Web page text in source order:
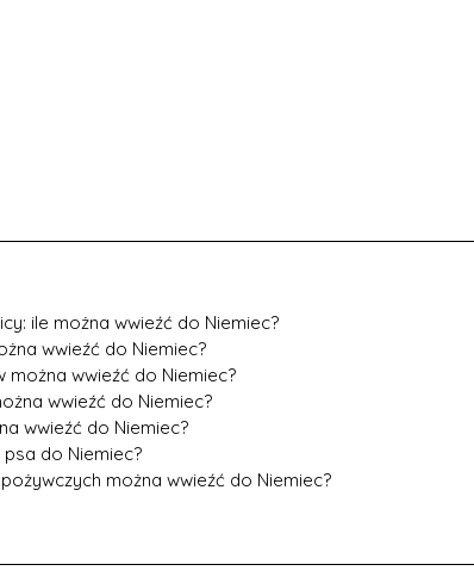
ile można wwieźć do Niemiec?
wwieźć do Niemiec?
można wwieźć do Niemiec?
wwieźć do Niemiec?
wwieźć do Niemiec?
do Niemiec?
można wwieźć do Niemiec?